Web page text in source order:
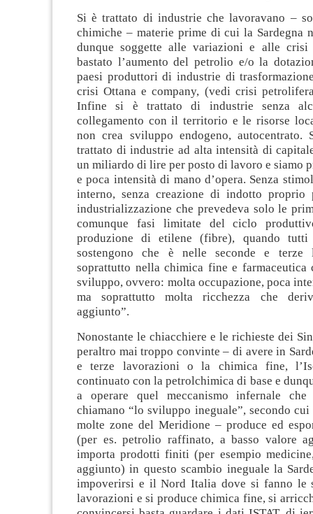
Si è trattato di industrie che lavoravano –
chimiche – materie prime di cui la Sardegna
dunque soggette alle variazioni e alle crisi
bastato l’aumento del petrolio e/o la
paesi produttori di industrie di
crisi Ottana e company, (vedi crisi
Infine si è trattato di industrie senza
collegamento con il territorio e le risorse
non crea sviluppo endogeno, autocentrato.
trattato di industrie ad alta intensità di
un miliardo di lire per posto di lavoro e siamo
e poca intensità di mano d’opera. Senza
interno, senza creazione di indotto proprio
industrializzazione che prevedeva solo le
comunque fasi limitate del ciclo
produzione di etilene (fibre), quando
sostengono che è nelle seconde e terze
soprattutto nella chimica fine e farmaceutica
sviluppo, ovvero: molta occupazione, poca
ma soprattutto molta ricchezza che
aggiunto”.
Nonostante le chiacchiere e le richieste dei
peraltro mai troppo convinte – di avere in
e terze lavorazioni o la chimica fine,
continuato con la petrolchimica di base e
a operare quel meccanismo infernale
chiamano “lo sviluppo ineguale”, secondo cui
molte zone del Meridione – produce ed
(per es. petrolio raffinato, a basso valore
importa prodotti finiti (per esempio
aggiunto) in questo scambio ineguale la
impoverirsi e il Nord Italia dove si fanno le
lavorazioni e si produce chimica fine, si